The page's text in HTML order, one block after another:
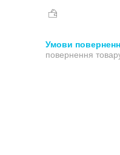
повернення